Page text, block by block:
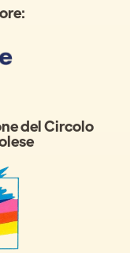
del Circolo